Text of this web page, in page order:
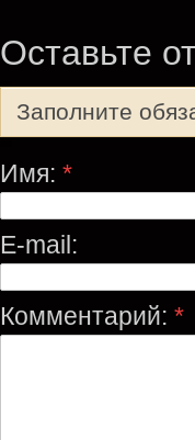
Оставьте
Заполните
Имя: *
E-mail:
Комментарий: *